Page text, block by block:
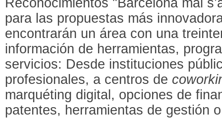
para las propuestas más
encontrarán un área con una
información de herramientas,
servicios: Desde instituciones
profesionales, a centros de
marquéting digital, opciones de
patentes, herramientas de gestión